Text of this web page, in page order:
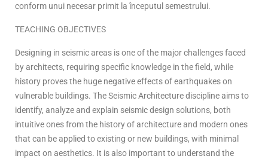
conform unui necesar primit la începutul semestrului.
TEACHING OBJECTIVES
Designing in seismic areas is one of the major challenges faced
by architects, requiring specific knowledge in the field, while
history proves the huge negative effects of earthquakes on
vulnerable buildings. The Seismic Architecture discipline aims to
identify, analyze and explain seismic design solutions, both
intuitive ones from the history of architecture and modern ones
that can be applied to existing or new buildings, with minimal
impact on aesthetics. It is also important to understand the